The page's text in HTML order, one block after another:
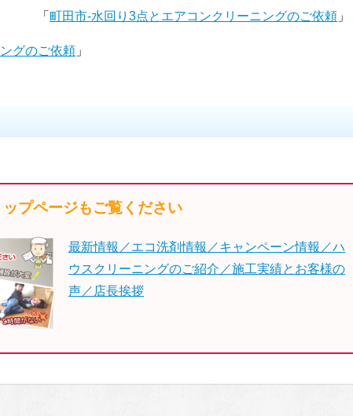
「 町田市-水回り3点とエアコンクリーニングのご依頼 」
グのご依頼 」
ップページもご覧ください
最新情報／エコ洗剤情報／キャンペーン情報／ハ
ウスクリーニングのご紹介／施工実績とお客様の
声／店長挨拶